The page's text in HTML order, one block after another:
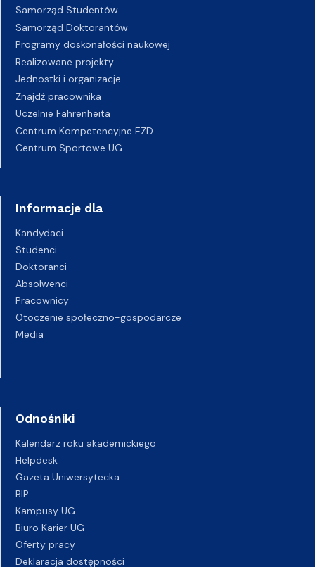
Samorząd Studentów
Samorząd Doktorantów
Programy doskonałości naukowej
Realizowane projekty
Jednostki i organizacje
Znajdź pracownika
Uczelnie Fahrenheita
Centrum Kompetencyjne EZD
Centrum Sportowe UG
Informacje dla
Kandydaci
Studenci
Doktoranci
Absolwenci
Pracownicy
Otoczenie społeczno-gospodarcze
Media
Odnośniki
Kalendarz roku akademickiego
Helpdesk
Gazeta Uniwersytecka
BIP
Kampusy UG
Biuro Karier UG
Oferty pracy
Deklaracja dostępności